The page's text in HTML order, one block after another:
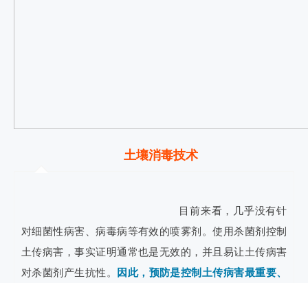
土壤消毒技术
目前来看，几乎没有针
对细菌性病害、病毒病等有效的喷雾剂。使用杀菌剂控制
土传病害，事实证明通常也是无效的，并且易让土传病害
对杀菌剂产生抗性。
因此，预防是控制土传病害最重要、